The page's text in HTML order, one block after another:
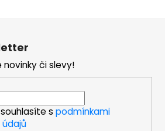
či slevy!
s podmínkami